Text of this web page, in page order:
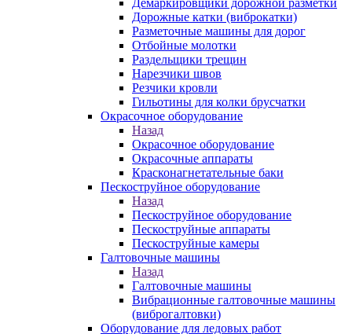
Демаркировщики дорожной разметки
Дорожные катки (виброкатки)
Разметочные машины для дорог
Отбойные молотки
Раздельщики трещин
Нарезчики швов
Резчики кровли
Гильотины для колки брусчатки
Окрасочное оборудование
Назад
Окрасочное оборудование
Окрасочные аппараты
Красконагнетательные баки
Пескоструйное оборудование
Назад
Пескоструйное оборудование
Пескоструйные аппараты
Пескоструйные камеры
Галтовочные машины
Назад
Галтовочные машины
Вибрационные галтовочные машины
(виброгалтовки)
Оборудование для ледовых работ